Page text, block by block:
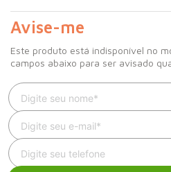
para que as crianças aprendam a
independentemente do local onde
sempre estimulando a
conceitos e atividades práticas,
envolvidos, cuidadores e pais, e
Comportamento alimentar;
A importância do brincar; Guia
em diferentes cenários: hospital,
escolas e em casa.
Avise-me
Este produto está indisponível no
campos abaixo para ser avisado